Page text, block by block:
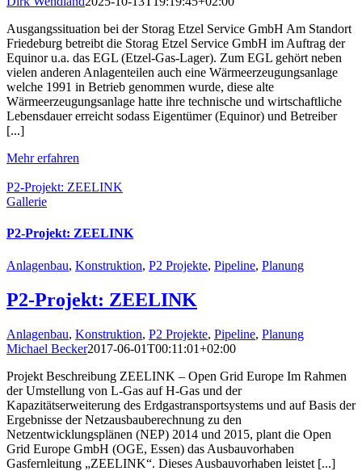
Ausgangssituation bei der Storag Etzel Service GmbH Am Standort
Friedeburg betreibt die Storag Etzel Service GmbH im Auftrag der
Equinor u.a. das EGL (Etzel-Gas-Lager). Zum EGL gehört neben
vielen anderen Anlagenteilen auch eine Wärmeerzeugungsanlage
welche 1991 in Betrieb genommen wurde, diese alte
Wärmeerzeugungsanlage hatte ihre technische und wirtschaftliche
Lebensdauer erreicht sodass Eigentümer (Equinor) und Betreiber
[...]
Mehr erfahren
P2-Projekt: ZEELINK
Gallerie
P2-Projekt: ZEELINK
Anlagenbau, Konstruktion, P2 Projekte, Pipeline, Planung
P2-Projekt: ZEELINK
Anlagenbau, Konstruktion, P2 Projekte, Pipeline, Planung
Michael Becker2017-06-01T00:11:01+02:00
Projekt Beschreibung ZEELINK – Open Grid Europe Im Rahmen
der Umstellung von L-Gas auf H-Gas und der
Kapazitätserweiterung des Erdgastransportsystems und auf Basis der
Ergebnisse der Netzausbauberechnung zu den
Netzentwicklungsplänen (NEP) 2014 und 2015, plant die Open
Grid Europe GmbH (OGE, Essen) das Ausbauvorhaben
Gasfernleitung „ZEELINK“. Dieses Ausbauvorhaben leistet [...]